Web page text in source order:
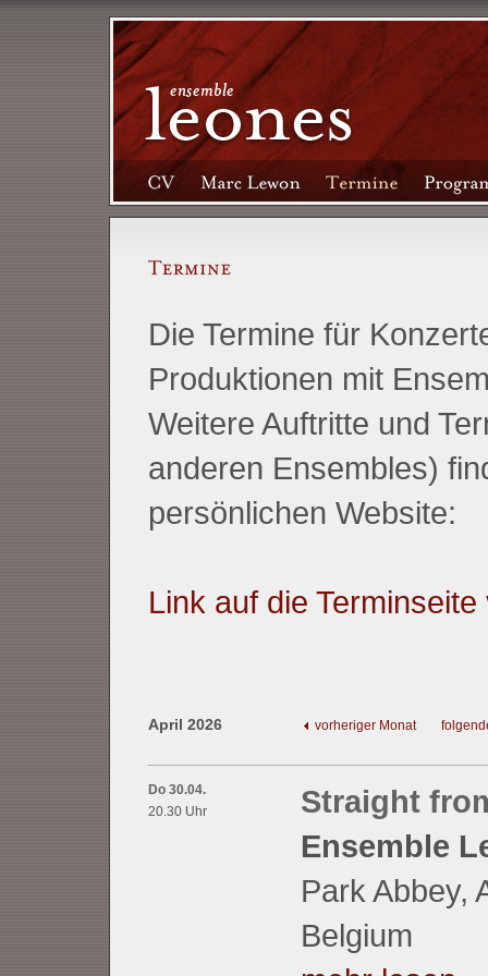
Die Termine für
Produktionen mit
Weitere Auftritte und
anderen Ensembles)
persönlichen Website:
Link auf die
April 2026 vorheriger Monat
Do 30.04.
20.30 Uhr
Straight
Ensemble
Park Abbey,
Belgium